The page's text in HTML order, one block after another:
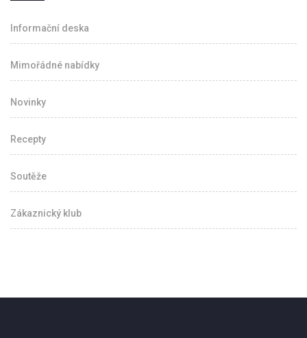
Informační deska
Mimořádné nabídky
Novinky
Recepty
Soutěže
Zákaznický klub